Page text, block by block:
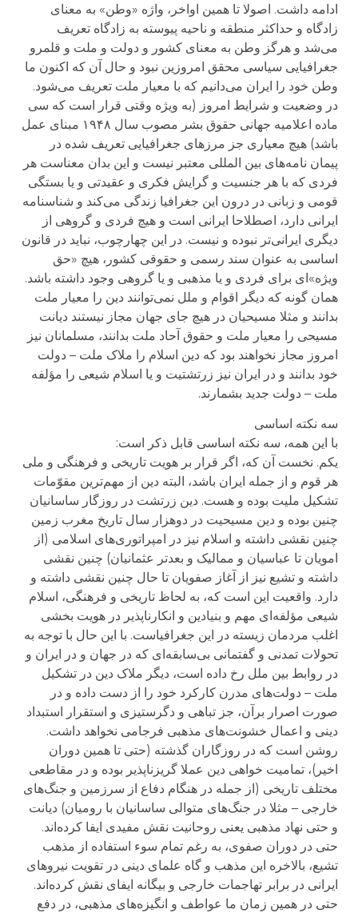
ادامه داشت. اصولا تا همین اواخر، واژه «وطن» به معنای
زادگاه و حداکثر منطقه و ناحیه پیوسته به زادگاه تعریف
می‌شد و هرگز وطن به معنای کشور و دولت و ملت و قلمرو
جغرافیایی سیاسی محقق امروزین نبود و حال آن که اکنون ما
وطن خود را ایران می‌دانیم که با معیار ملت تعریف می‌شود.
در وضعیت و شرایط امروز (به ویژه وقتی قرار است که سی
ماده اعلامیه جهانی حقوق بشر مصوب سال ۱۹۴۸ مبنای عمل
باشد) هیچ معیاری جز مرزهای جغرافیایی تعریف شده در
پیمان نامه‌های بین المللی معتبر نیست و این بدان معناست هر
فردی که با هر جنسیت و گرایش فکری و عقیدتی و یا بستگی
قومی و زبانی در درون این جغرافیا زندگی می‌کند و شناسنامه
ایرانی دارد، اصطلاحا ایرانی است و هیچ فردی و گروهی از
دیگری ایرانی‌تر نبوده و نیست. در این چهارچوب، نباید در قانون
اساسی به عنوان سند رسمی و حقوقی کشور، هیچ «حق
ویژه»ای برای فردی و یا مذهبی و یا گروهی وجود داشته باشد.
همان گونه که دیگر اقوام و ملل نمی‌توانند دین را معیار ملت
بدانند و مثلا مسیحیان در هیچ جای جهان مجاز نیستند دیانت
مسیحی را معیار ملت و حقوق آحاد ملت بدانند، مسلمانان نیز
امروز مجاز نخواهند بود که دین اسلام را ملاک ملت – دولت
خود بدانند و در ایران نیز زرتشتیت و یا اسلام شیعی را مؤلفه
ملت – دولت جدید بشمارند.
سه نکته اساسی
با این همه، سه نکته اساسی قابل ذکر است:
یکم. نخست آن که، اگر قرار بر هویت تاریخی و فرهنگی و ملی
هر قوم و از جمله ایران باشد، البته دین از مهم‌ترین مقوّمات
تشکیل ملیت بوده و هست. دین زرتشت در روزگار ساسانیان
چنین بوده و دین مسیحیت در دوهزار سال تاریخ مغرب زمین
چنین نقشی داشته و اسلام نیز در امپراتوری‌های اسلامی (از
امویان تا عباسیان و ممالیک و بعدتر عثمانیان) چنین نقشی
داشته و تشیع نیز از آغاز صفویان تا حال چنین نقشی داشته و
دارد. واقعیت این است که، به لحاظ تاریخی و فرهنگی، اسلام
شیعی مؤلفه‌ای مهم و بنیادین و انکارناپذیر در هویت بخشی
اغلب مردمان زیسته در این جغرافیاست. با این حال با توجه به
تحولات تمدنی و گفتمانی ‌بی‌سابقه‌ای که در جهان و در ایران و
در روابط بین ملل رخ داده است، دیگر ملاک دین در تشکیل
ملت – دولت‌های مدرن کارکرد خود را از دست داده و در
صورت اصرار برآن، جز تباهی و دگرستیزی و استقرار استبداد
دینی و اعمال خشونت‌های مذهبی فرجامی نخواهد داشت.
روشن است که در روزگاران گذشته (حتی تا همین دوران
اخیر)، تمامیت خواهی دین عملا گریزناپذیر بوده و در مقاطعی
مختلف تاریخی (از جمله در هنگام دفاع از سرزمین و جنگ‌های
خارجی – مثلا در جنگ‌های متوالی ساسانیان با رومیان) دیانت
و حتی نهاد مذهبی یعنی روحانیت نقش مفیدی ایفا کرده‌اند.
حتی در دوران صفوی، به رغم تمام سوء استفاده از مذهب
تشیع، بالاخره این مذهب و گاه علمای دینی در تقویت نیروهای
ایرانی در برابر تهاجمات خارجی و بیگانه ایفای نقش کرده‌اند.
حتی در همین زمان ما عواطف و انگیزه‌های مذهبی، در دفع